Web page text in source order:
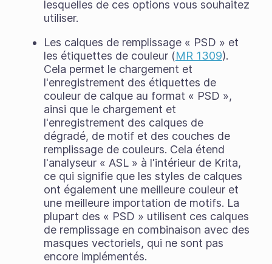
lesquelles de ces options vous souhaitez
utiliser.
Les calques de remplissage « PSD » et
les étiquettes de couleur (MR 1309).
Cela permet le chargement et
l'enregistrement des étiquettes de
couleur de calque au format « PSD »,
ainsi que le chargement et
l'enregistrement des calques de
dégradé, de motif et des couches de
remplissage de couleurs. Cela étend
l'analyseur « ASL » à l'intérieur de Krita,
ce qui signifie que les styles de calques
ont également une meilleure couleur et
une meilleure importation de motifs. La
plupart des « PSD » utilisent ces calques
de remplissage en combinaison avec des
masques vectoriels, qui ne sont pas
encore implémentés.